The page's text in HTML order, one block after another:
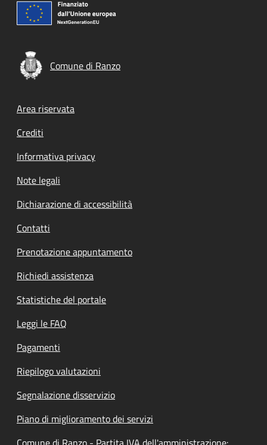
Comune di Ranzo
Footer menu
Area riservata
Crediti
Informativa privacy
Note legali
Dichiarazione di accessibilità
Contatti
Prenotazione appuntamento
Richiedi assistenza
Statistiche del portale
Leggi le FAQ
Pagamenti
Riepilogo valutazioni
Segnalazione disservizio
Piano di miglioramento dei servizi